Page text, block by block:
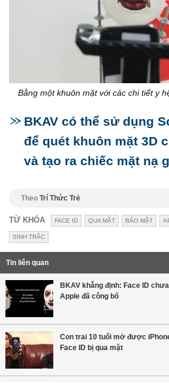
Bằng một khuôn mặt với các chi tiết y
BKAV có thể sử dụng
để quét khuôn mặt 3D
và tạo ra chiếc mặt nạ
Theo Trí Thức Trẻ
TỪ KHÓA FACE ID QUA MẶT BẢO MẬT
SINH TRẮC
Tin liên quan
BKAV khẳng định: Face ID
Apple đã công bố
Con trai 10 tuổi mở được
Face ID bị qua mặt